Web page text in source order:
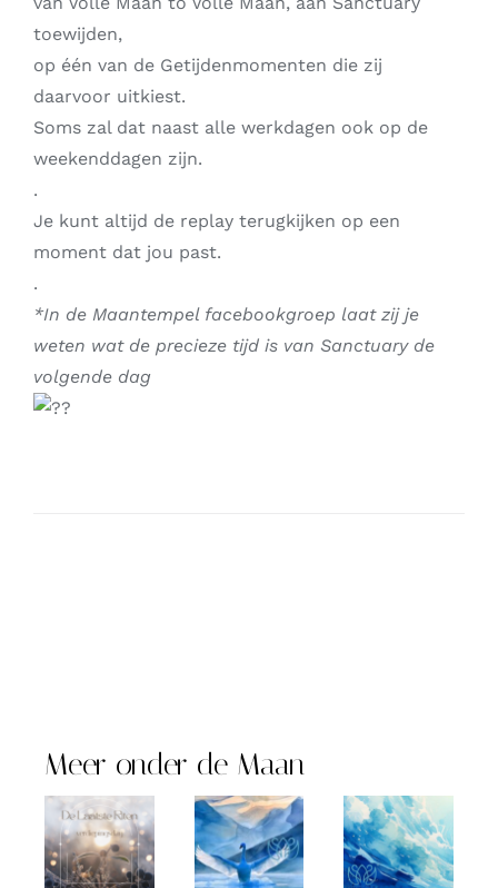
toewijden,
op één van de Getijdenmomenten die zij
daarvoor uitkiest.
Soms zal dat naast alle werkdagen ook op de
weekenddagen zijn.
.
Je kunt altijd de replay terugkijken op een
moment dat jou past.
.
*In de Maantempel facebookgroep laat zij je
weten wat de precieze tijd is van Sanctuary de
volgende dag
Meer onder de Maan